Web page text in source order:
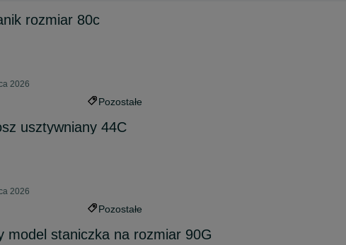
rozmiar 80c
2026
Pozostałe
usztywniany 44C
2026
Pozostałe
model staniczka na rozmiar 90G